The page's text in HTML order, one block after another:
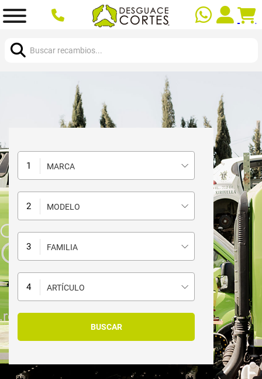
MARCA
MODELO
FAMILIA
ARTÍCULO